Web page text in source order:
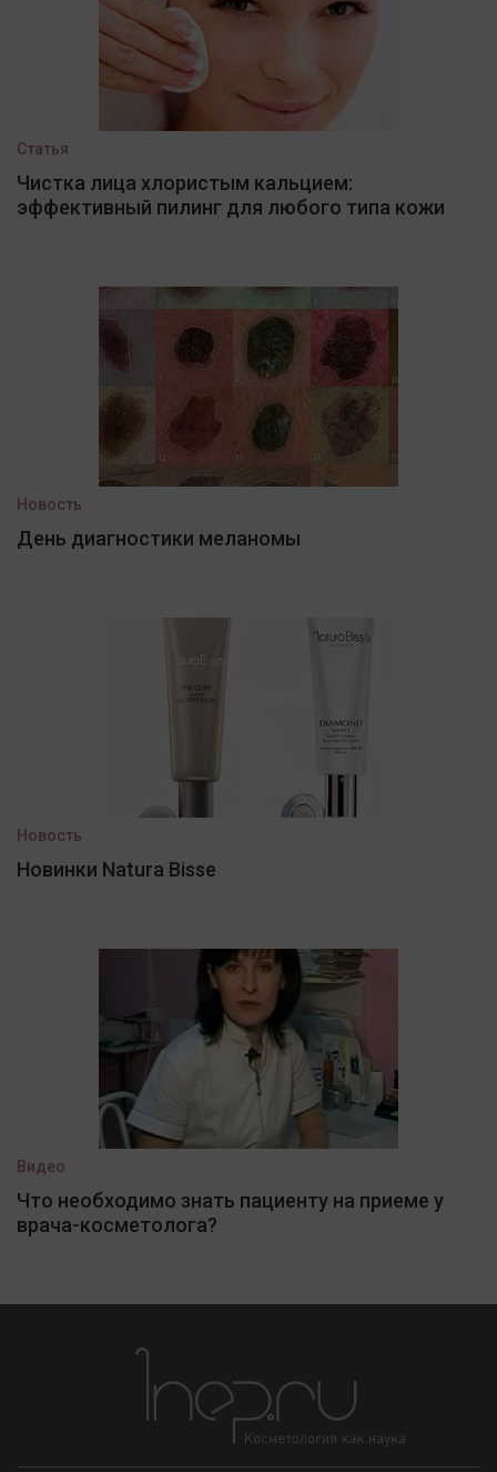
Статья
Чистка лица хлористым кальцием:
эффективный пилинг для любого типа кожи
Новость
День диагностики меланомы
Новость
Новинки Natura Bisse
Видео
Что необходимо знать пациенту на приеме у
врача-косметолога?